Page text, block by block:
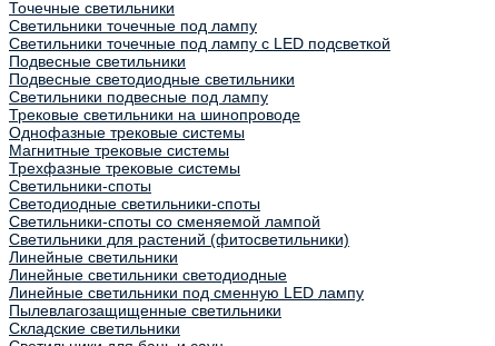
Точечные светильники
Светильники точечные под лампу
Светильники точечные под лампу с LED подсветкой
Подвесные светильники
Подвесные светодиодные светильники
Светильники подвесные под лампу
Трековые светильники на шинопроводе
Однофазные трековые системы
Магнитные трековые системы
Трехфазные трековые системы
Светильники-споты
Светодиодные светильники-споты
Светильники-споты со сменяемой лампой
Светильники для растений (фитосветильники)
Линейные светильники
Линейные светильники светодиодные
Линейные светильники под сменную LED лампу
Пылевлагозащищенные светильники
Складские светильники